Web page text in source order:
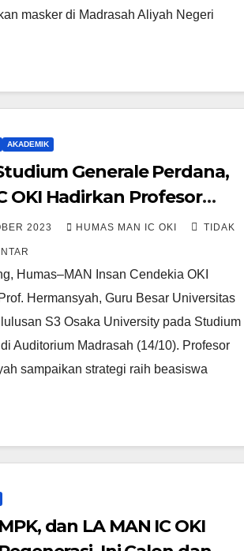
masker di Madrasah Aliyah Negeri
AKADEMIK
Generale Perdana,
OKI Hadirkan Profesor
Osaka University
2023 HUMAS MAN IC OKI TIDAK
Humas–MAN Insan Cendekia OKI
Hermansyah, Guru Besar Universitas
S3 Osaka University pada Studium
Auditorium Madrasah (14/10). Profesor
sampaikan strategi raih beasiswa
dan LA MAN IC OKI